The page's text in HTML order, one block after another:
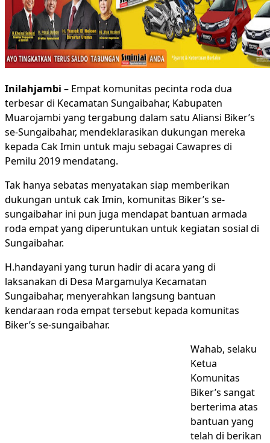
Inilahjambi – Empat komunitas pecinta roda dua
terbesar di Kecamatan Sungaibahar, Kabupaten
Muarojambi yang tergabung dalam satu Aliansi Biker’s
se-Sungaibahar, mendeklarasikan dukungan mereka
kepada Cak Imin untuk maju sebagai Cawapres di
Pemilu 2019 mendatang.
Tak hanya sebatas menyatakan siap memberikan
dukungan untuk cak Imin, komunitas Biker’s se-
sungaibahar ini pun juga mendapat bantuan armada
roda empat yang diperuntukan untuk kegiatan sosial di
Sungaibahar.
H.handayani yang turun hadir di acara yang di
laksanakan di Desa Margamulya Kecamatan
Sungaibahar, menyerahkan langsung bantuan
kendaraan roda empat tersebut kepada komunitas
Biker’s se-sungaibahar.
Wahab, selaku
Ketua
Komunitas
Biker’s sangat
berterima atas
bantuan yang
telah di berikan